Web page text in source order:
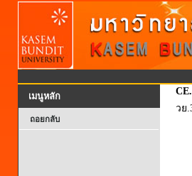
เมนูหลัก
ถอยกลับ
วย